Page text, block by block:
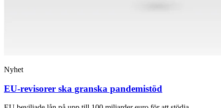
Nyhet
EU-revisorer ska granska pandemistöd